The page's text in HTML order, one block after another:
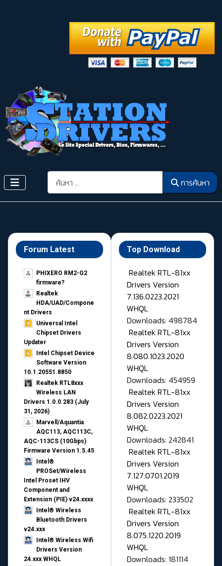
การค้นหา การค้นหา
Forum Latest
PHIXERO RM2-G2
firmware?
Realtek
HDA/UAD/Compone
nt Drivers
Universal Intel
Chipset Drivers
Updater​
Intel Chipset Device
Software Version
10.1.20551.8850
Realtek RTL8xxx
Wireless LAN
Drivers 1.0.0.283 (July
31, 2026)
Marvell/Aquantia
AQC113, AQC113C,
AQC-113CS (10Gbps)
Firmware Version 1.5.45
Intel®
PROSet/Wireless
Intel Proset IHV
Component and
Extension (PIE) v24.xxxx
Intel® Wireless
Bluetooth Drivers
v24.xxx
Intel® Wireless Wifi
Drivers Version
24.xxx WHQL
Top Download
Realtek RTL-81xx
Drivers Version
7.136.0223.2021
WHQL
Downloads: 498784
Realtek RTL-81xx
Drivers Version
8.080.1023.2020
WHQL
Downloads: 454959
Realtek RTL-81xx
Drivers Version
8.082.0223.2021
WHQL
Downloads: 242841
Realtek RTL-81xx
Drivers Version
7.127.0701.2019
WHQL
Downloads: 233502
Realtek RTL-81xx
Drivers Version
8.075.1220.2019
WHQL
Downloads: 181114